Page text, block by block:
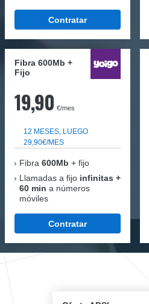
Contratar
Fibra 600Mb +
Fijo
19,90 €/mes
12 MESES, LUEGO
29,90€/MES
Fibra 600Mb + fijo
Llamadas a fijo infinitas +
60 min a números
móviles
Contratar